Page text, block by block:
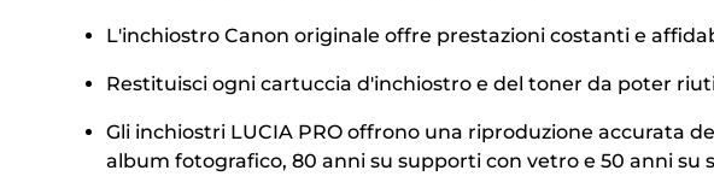
L'inchiostro Canon originale offre prestazioni costanti e
Restituisci ogni cartuccia d'inchiostro e del toner da poter
Gli inchiostri LUCIA PRO offrono una riproduzione accurata
album fotografico, 80 anni su supporti con vetro e 50 anni su